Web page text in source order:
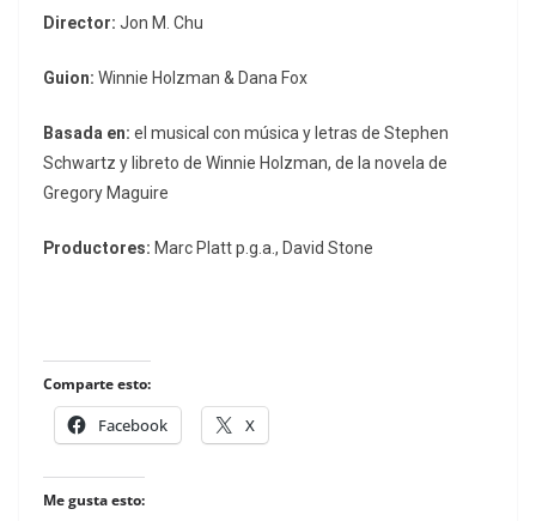
Director: Jon M. Chu
Guion: Winnie Holzman & Dana Fox
Basada en: el musical con música y letras de Stephen
Schwartz y libreto de Winnie Holzman, de la novela de
Gregory Maguire
Productores: Marc Platt p.g.a., David Stone
Comparte esto:
Facebook X
Me gusta esto: